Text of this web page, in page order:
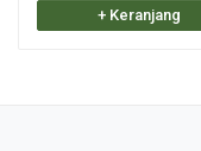
+ Keranjang